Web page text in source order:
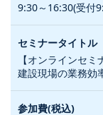
9:30～16:30(受付
【オンラインセ
建設現場の業務効